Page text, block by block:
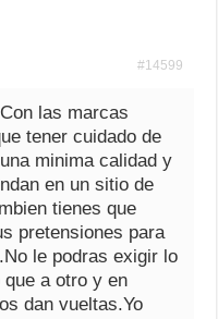
#14599
las marcas
tener cuidado de
minima calidad y
en un sitio de
tienes que
pretensiones para
le podras exigir lo
que a otro y en
dan vueltas.Yo